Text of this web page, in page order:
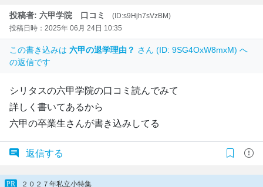
投稿者: 六甲学院 口コミ
(ID:s9Hjh7sVzBM)
投稿日時：2025年 06月 24日 10:35
この書き込みは 六甲の退学理由？ さん (ID: 9SG4OxW8mxM) へ
の返信です
シリタスの六甲学院の口コミ読んでみて
詳しく書いてあるから
六甲の卒業生さんが書き込みしてる
返信する